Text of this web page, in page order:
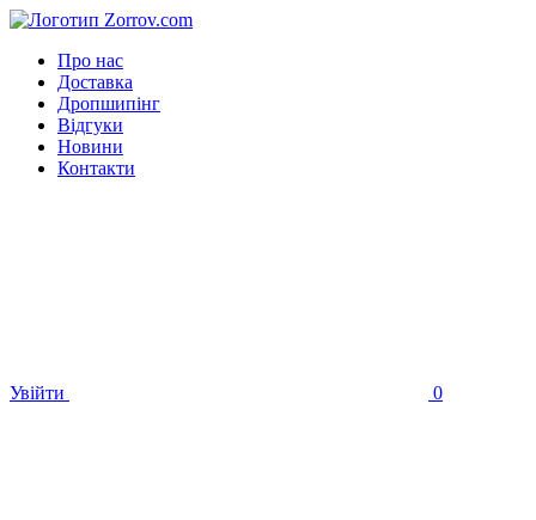
Про нас
Доставка
Дропшипінг
Відгуки
Новини
Контакти
Увійти 0